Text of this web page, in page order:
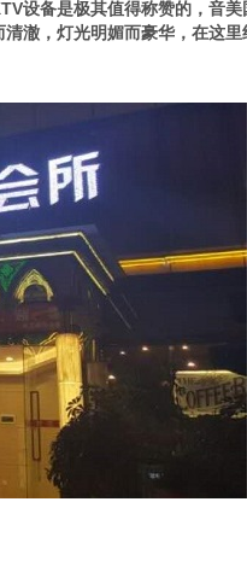
设备是极其值得称赞的，音
澈，灯光明媚而豪华，在这